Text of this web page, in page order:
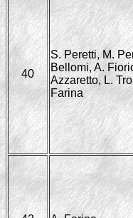
40
S. Peretti, M.
Bellomi, A.
Azzaretto, L.
Farina